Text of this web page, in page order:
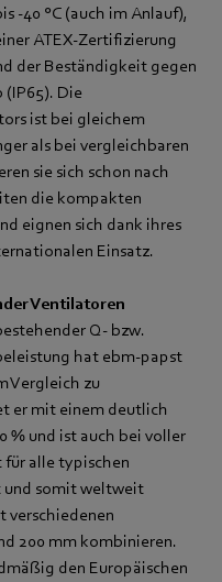
-40 °C (auch im Anlauf),
ATEX-Zertifizierung
der Beständigkeit gegen
(IP65). Die
ist bei gleichem
als bei vergleichbaren
sie sich schon nach
die kompakten
eignen sich dank ihres
Einsatz.
Ventilatoren
Q- bzw.
hat ebm‑papst
Vergleich zu
er mit einem deutlich
% und ist auch bei voller
für alle typischen
und somit weltweit
verschiedenen
200 mm kombinieren.
den Europäischen